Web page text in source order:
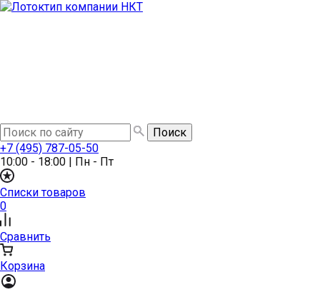
+7 (495) 787-05-50
10:00 - 18:00 | Пн - Пт
Списки товаров
0
Сравнить
Корзина